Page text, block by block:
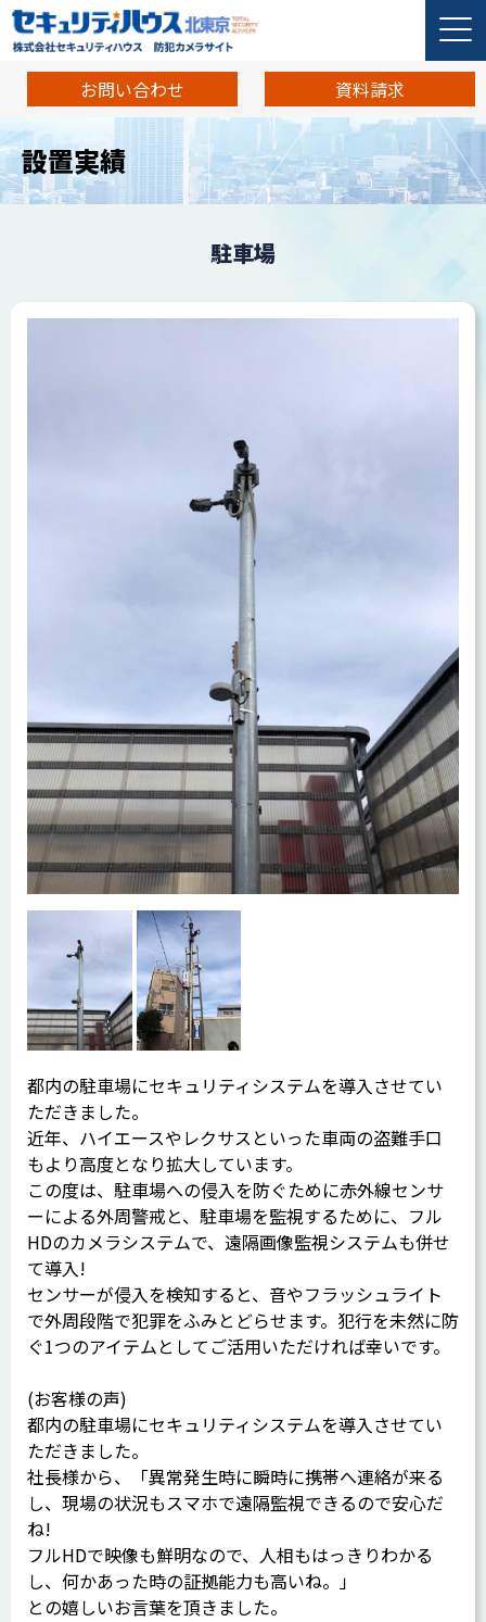
お問い合わせ 資料請求
設置実績
駐車場
都内の駐車場にセキュリティシステムを導入させてい
ただきました。
近年、ハイエースやレクサスといった車両の盗難手口
もより高度となり拡大しています。
この度は、駐車場への侵入を防ぐために赤外線センサ
ーによる外周警戒と、駐車場を監視するために、フル
HDのカメラシステムで、遠隔画像監視システムも併せ
て導入!
センサーが侵入を検知すると、音やフラッシュライト
で外周段階で犯罪をふみとどらせます。犯行を未然に防
ぐ1つのアイテムとしてご活用いただければ幸いです。
(お客様の声)
都内の駐車場にセキュリティシステムを導入させてい
ただきました。
社長様から、「異常発生時に瞬時に携帯へ連絡が来る
し、現場の状況もスマホで遠隔監視できるので安心だ
ね!
フルHDで映像も鮮明なので、人相もはっきりわかる
し、何かあった時の証拠能力も高いね。」
との嬉しいお言葉を頂きました。